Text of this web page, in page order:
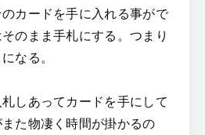
カードを手に入れる事がで
のまま手札にする。つまり
なる。
しあってカードを手にして
た物凄く時間が掛かるの